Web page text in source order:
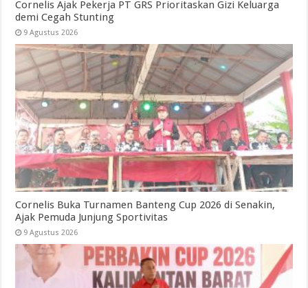
Cornelis Ajak Pekerja PT GRS Prioritaskan Gizi Keluarga
demi Cegah Stunting
9 Agustus 2026
Cornelis Buka Turnamen Banteng Cup 2026 di Senakin,
Ajak Pemuda Junjung Sportivitas
9 Agustus 2026